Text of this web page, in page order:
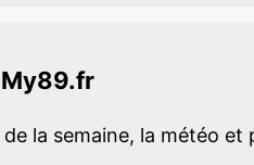
My89.fr
la semaine, la météo